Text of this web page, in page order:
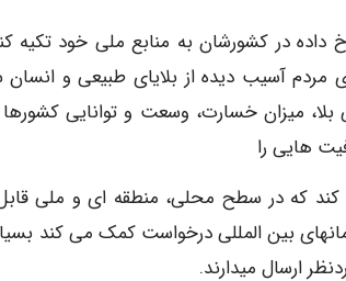
داده در کشورشان به منابع ملی خود تکیه
مردم آسیب دیده از بلایای طبیعی و
میزان خسارت، وسعت و توانایی
هایی را
کند که در سطح محلی، منطقه ای و ملی
بین المللی درخواست کمک می کند
ارسال میدارند.